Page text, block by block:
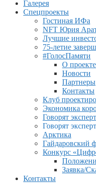
Галерея
Спецпроекты
Гостиная ИФа
NFT Юрия
Лучшие
75-летие
#ГолосПамяти
О проекте
Новости
Партнеры
Контакты
Клуб
Экономика
Говорят
Говорят
Арктика
Гайдаровский
Конкурс
Заявка/
Контакты